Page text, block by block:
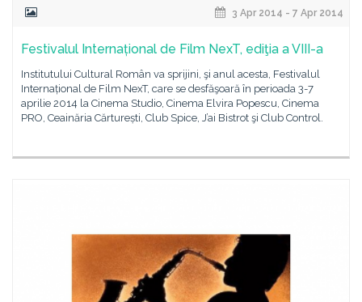
3 Apr 2014 - 7 Apr 2014
Festivalul Internațional de Film NexT, ediţia a VIII-a
Institutului Cultural Român va sprijini, şi anul acesta, Festivalul
Internațional de Film NexT, care se desfăşoară în perioada 3-7
aprilie 2014 la Cinema Studio, Cinema Elvira Popescu, Cinema
PRO, Ceainăria Cărturești, Club Spice, J’ai Bistrot şi Club Control.